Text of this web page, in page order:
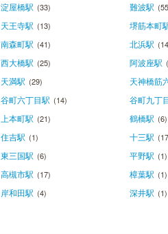
淀屋橋駅 (33) 難波駅
天王寺駅 (13) 堺筋本町
南森町駅 (41) 北浜駅
西大橋駅 (25) 阿波座駅
天満駅 (29) 天神橋筋
谷町六丁目駅 (14) 谷町九丁
上本町駅 (21) 鶴橋駅 (6)
住吉駅 (1) 十三駅
東三国駅 (6) 平野駅 (1)
高槻市駅 (17) 樟葉駅 (1)
岸和田駅 (4) 深井駅 (1)